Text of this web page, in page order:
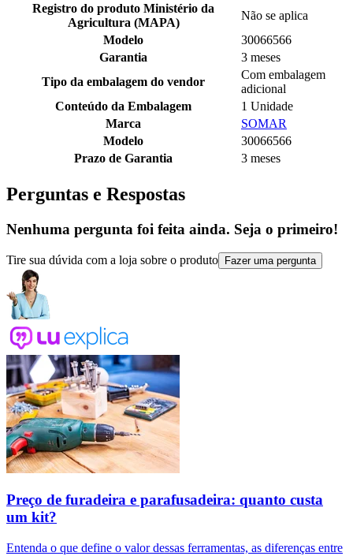
Registro do produto Ministério da
Agricultura (MAPA)
Não se aplica
Modelo
30066566
Garantia
3 meses
Tipo da embalagem do vendor
Com embalagem
adicional
Conteúdo da Embalagem
1 Unidade
Marca
SOMAR
Modelo
30066566
Prazo de Garantia
3 meses
Perguntas e Respostas
Nenhuma pergunta foi feita ainda. Seja o primeiro!
Tire sua dúvida com a loja sobre o produto Fazer uma pergunta
Preço de furadeira e parafusadeira: quanto custa
um kit?
Entenda o que define o valor dessas ferramentas, as diferenças entre